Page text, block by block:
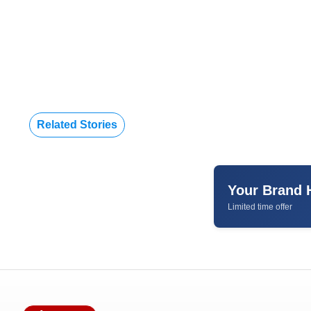
Related Stories
Your Brand
Limited time offer